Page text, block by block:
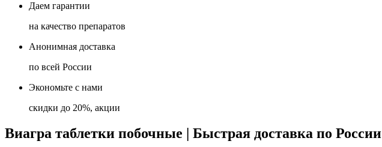
Даем гарантии
на качество препаратов
Анонимная доставка
по всей России
Экономьте с нами
скидки до 20%, акции
Виагра таблетки побочные | Быстрая доставка по России